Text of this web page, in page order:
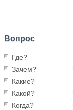
Вопрос
Где?
Зачем?
Какие?
Какой?
Когда?